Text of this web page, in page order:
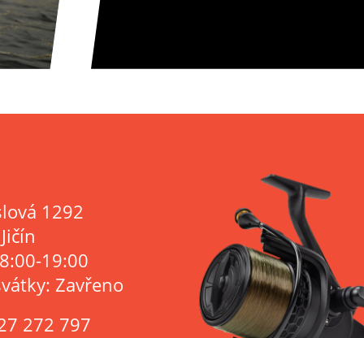
1292
19:00
Zavřeno
272 797